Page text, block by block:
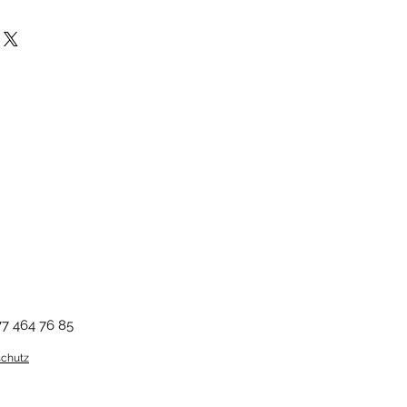
schwarz
Produkt Zollgebühren und
464 76 85